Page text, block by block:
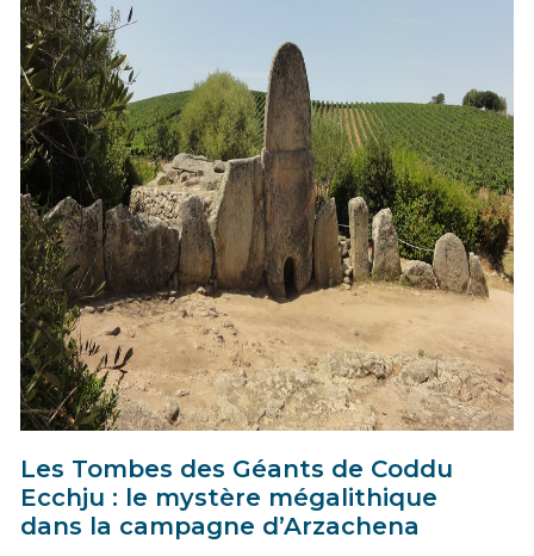
Les Tombes des Géants de Coddu
Ecchju : le mystère mégalithique
dans la campagne d’Arzachena